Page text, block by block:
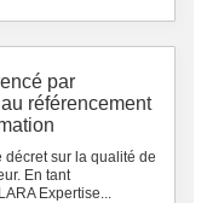
par
référencement
sur la qualité de
En tant
Expertise...